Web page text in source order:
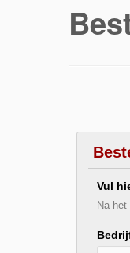
Vul
Na